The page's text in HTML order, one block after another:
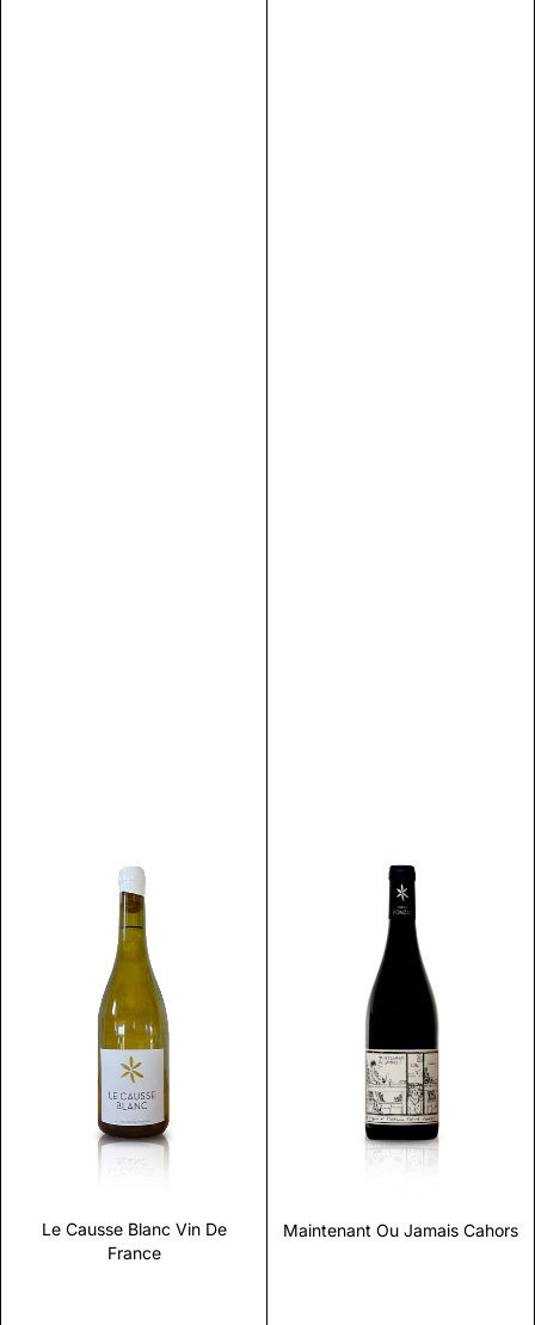
Le Causse Blanc Vin De
France
Scopri
Maintenant Ou Jamais Cahors
Scopri